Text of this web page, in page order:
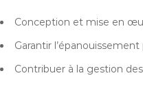
Conception et mise en
Garantir
Contribuer à la gestion